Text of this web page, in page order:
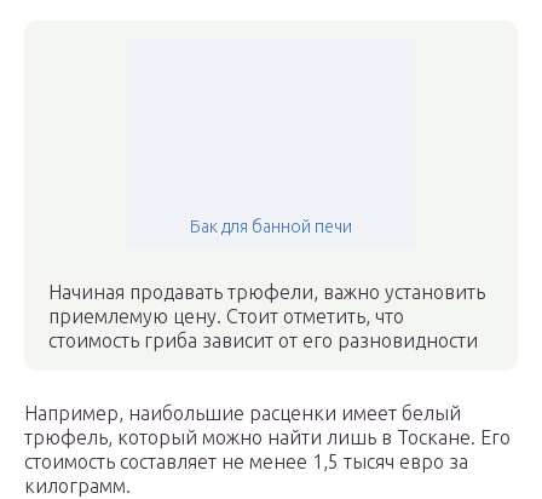
Бак для банной печи
Начиная продавать трюфели, важно установить
приемлемую цену. Стоит отметить, что
стоимость гриба зависит от его разновидности
Например, наибольшие расценки имеет белый
трюфель, который можно найти лишь в Тоскане. Его
стоимость составляет не менее 1,5 тысяч евро за
килограмм.